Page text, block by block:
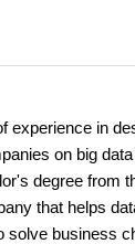
experience in
on big
degree from
that helps
solve business